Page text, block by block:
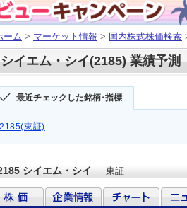
ーム > マーケット情報 > 国内株式株価検索
シイエム・シイ(2185) 業績予測
最近チェックした銘柄･指標
2185(東証)
シイエム・シイ 東証